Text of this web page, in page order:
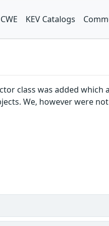
CWE KEV Catalogs
class was added
We, however were